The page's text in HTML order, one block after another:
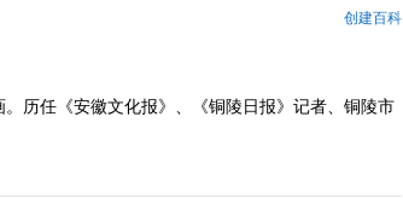
创建百科
历任《安徽文化报》、《铜陵日报》记者、铜陵市